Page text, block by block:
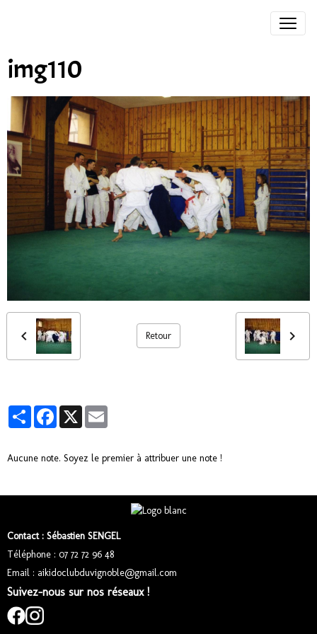
img110
Retour
PartagerFacebook
X
Aucune note. Soyez le premier à attribuer une note !
Contact : Sébastien SENGEL
Téléphone : 07 72 72 96 48
Email : aikidoclubduvignoble@gmail.com
Suivez-nous sur nos réseaux !